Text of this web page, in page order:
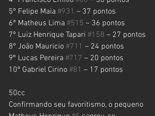
5º Felipe Maia #931 – 37 pontos
6º Matheus Lima #515 – 36 pontos
7º Luiz Henrique Tapari #158 – 27 pontos
8º João Mauricio #711 – 24 pontos
9º Lucas Pereira #717 – 20 pontos
10º Gabriel Cirino #81 – 17 pontos
50cc
Confirmando seu favoritismo, o pequeno